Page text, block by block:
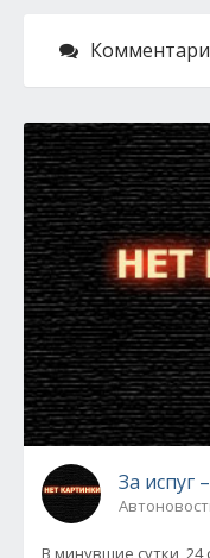
За испуг
В минувшие сутки, 24